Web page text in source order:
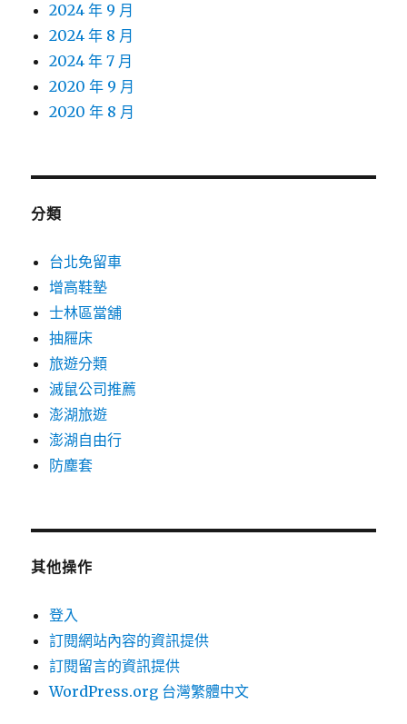
2024 年 9 月
2024 年 8 月
2024 年 7 月
2020 年 9 月
2020 年 8 月
分類
台北免留車
增高鞋墊
士林區當舖
抽屜床
旅遊分類
滅鼠公司推薦
澎湖旅遊
澎湖自由行
防塵套
其他操作
登入
訂閱網站內容的資訊提供
訂閱留言的資訊提供
WordPress.org 台灣繁體中文